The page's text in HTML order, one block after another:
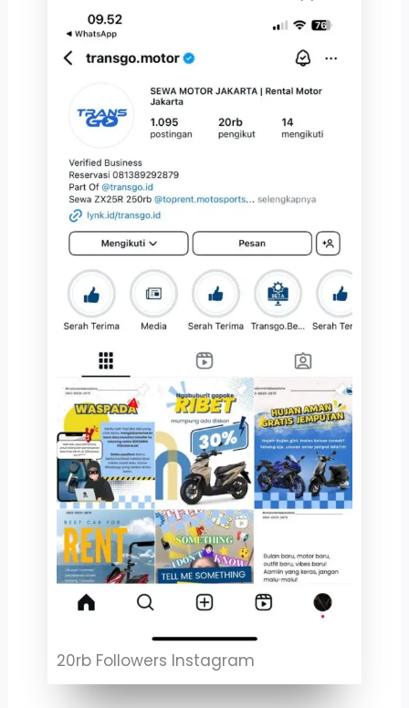
20rb Followers Instagram